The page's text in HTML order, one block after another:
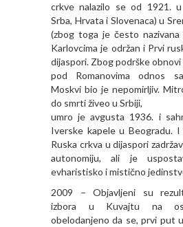
crkve nalazilo se od 1921. u
Srba, Hrvata i Slovenaca) u
(zbog toga je često nazivana
Karlovcima je održan i Prvi
dijaspori. Zbog podrške
pod Romanovima odnos
Moskvi bio je nepomirljiv.
do smrti živeo u Srbiji,
umro je avgusta 1936. i
Iverske kapele u Beogradu. I
Ruska crkva u dijaspori
autonomiju, ali je
evharistisko i mistično
2009 – Objavljeni su
izbora u Kuvajtu na
obelodanjeno da se, prvi put